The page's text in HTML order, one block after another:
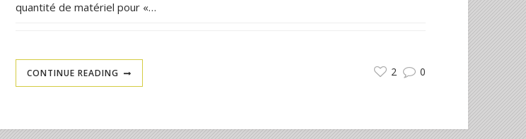
quantité de matériel pour «…
CONTINUE READING 2 0